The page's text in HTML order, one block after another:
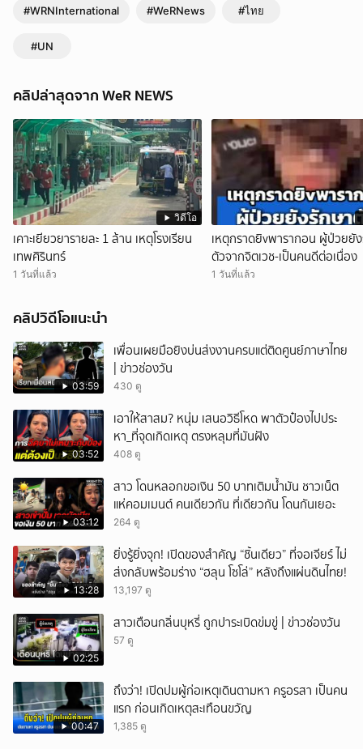
#WRNInternational #WeRNews #ไทย
#UN
คลิปล่าสุดจาก WeR NEWS
วิดีโอ
เคาะเยียวยารายละ 1 ล้าน เหตุโรงเรียน
เทพศิรินทร์
1 วันที่แล้ว
เหตุกราดยิvพารากอน ผู้ป่วยยั
ตัวจากจิตเวช-เป็นคนดีต่อเนื่อง
1 วันที่แล้ว
คลิปวิดีโอแนะนำ
03:59
เพื่อนเผยมือยิงบ่นส่งงานครบแต่ติดศูนย์ภาษาไทย
| ข่าวช่องวัน
430 ดู
03:52
เอาให้สาสม? หนุ่ม เสนอวิธีโหด พาตัวป๋องไปประ
หา_ที่จุดเกิดเหตุ ตรงหลุมที่มันฝัง
408 ดู
03:12
สาว โดนหลอกขอเงิน 50 บาทเติมน้ำมัน ชาวเน็ต
แห่คอมเมนต์ คนเดียวกัน ที่เดียวกัน โดนกันเยอะ
264 ดู
13:28
ยิ่งรู้ยิ่งจุก! เปิดของสำคัญ “ชิ้นเดียว” ที่จอเจียร์ ไม่
ส่งกลับพร้อมร่าง “ฮลุน โซโล่” หลังถึงแผ่นดินไทย!
13,197 ดู
02:25
สาวเตือนกลิ่นบุหรี่ ถูกปาระเบิดข่มขู่ | ข่าวช่องวัน
57 ดู
00:47
ถึงว่า! เปิดปมผู้ก่อเหตุเดินตามหา ครูอรสา เป็นคน
แรก ก่อนเกิดเหตุสะเทือนขวัญ
1,385 ดู